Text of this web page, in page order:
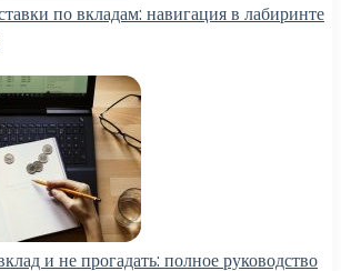
по вкладам: навигация в лабиринте
и не прогадать: полное руководство